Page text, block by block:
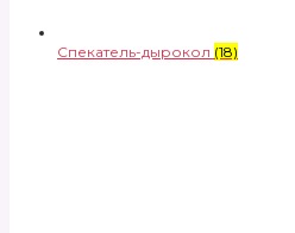
Спекатель-дырокол (18)